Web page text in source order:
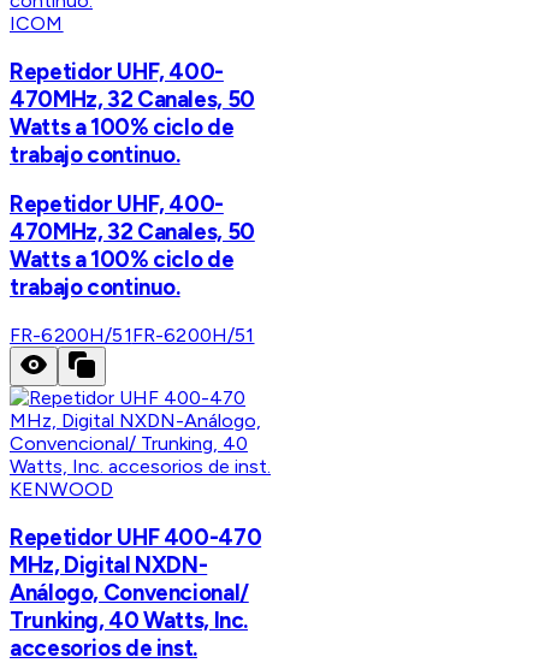
ICOM
Repetidor UHF, 400-
470MHz, 32 Canales, 50
Watts a 100% ciclo de
trabajo continuo.
Repetidor UHF, 400-
470MHz, 32 Canales, 50
Watts a 100% ciclo de
trabajo continuo.
FR-6200H/51FR-6200H/51
KENWOOD
Repetidor UHF 400-470
MHz, Digital NXDN-
Análogo, Convencional/
Trunking, 40 Watts, Inc.
accesorios de inst.